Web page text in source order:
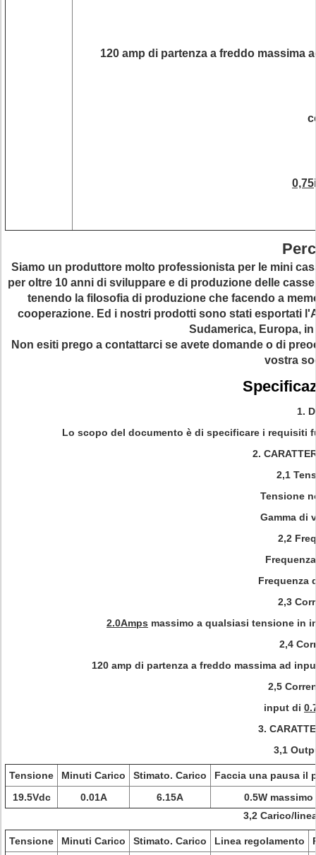
120 amp di partenza a freddo massima
0,75
Siamo un produttore molto professionista per le mini
per oltre 10 anni di sviluppare e di produzione delle
tenendo la filosofia di produzione che facendo a
cooperazione. Ed i nostri prodotti sono stati esportati
Sudamerica, Europa,
Non esiti prego a contattarci se avete domande o di
vostra
1.
Lo scopo del documento è di specificare i requisiti
2.
2,1
Tensione
Gamma di
2,2
Frequenza
2,3
2.0Amps massimo a qualsiasi tensione in
2,4
120 amp di partenza a freddo massima ad
2,5
input di
3.
3,1
Tensione Minuti Carico Stimato. Carico
Faccia una pausa il
19.5Vdc
0.01A 6.15A
0.5W massimo
3,2 Carico/
Tensione Minuti Carico Stimato. Carico Linea regolamento